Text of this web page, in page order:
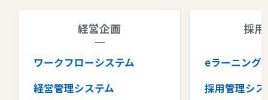
経営企画
ワークフローシステム
経営管理システム
採
eラーニング
採用管理シス